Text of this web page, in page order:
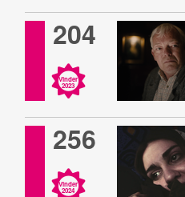
204
Vinder
2023
256
Vinder
2024